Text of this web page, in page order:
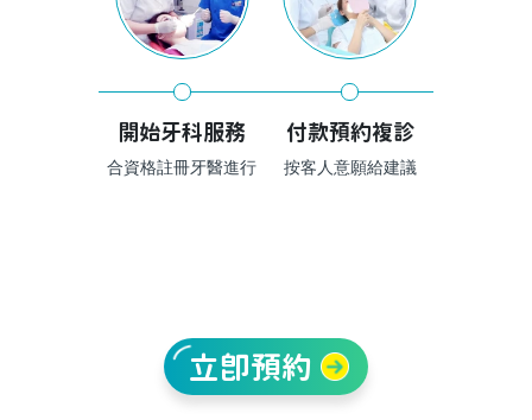
開始牙科服務
合資格註冊牙醫進行
付款預約複診
按客人意願給建議
立即預約